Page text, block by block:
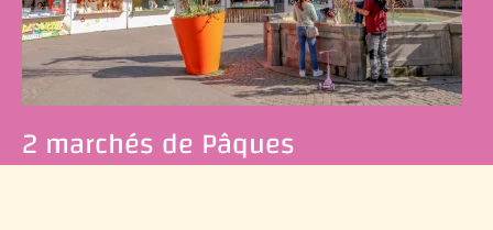
2 marchés de Pâques